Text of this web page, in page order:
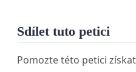
Sdílet tuto petici
Pomozte této petici